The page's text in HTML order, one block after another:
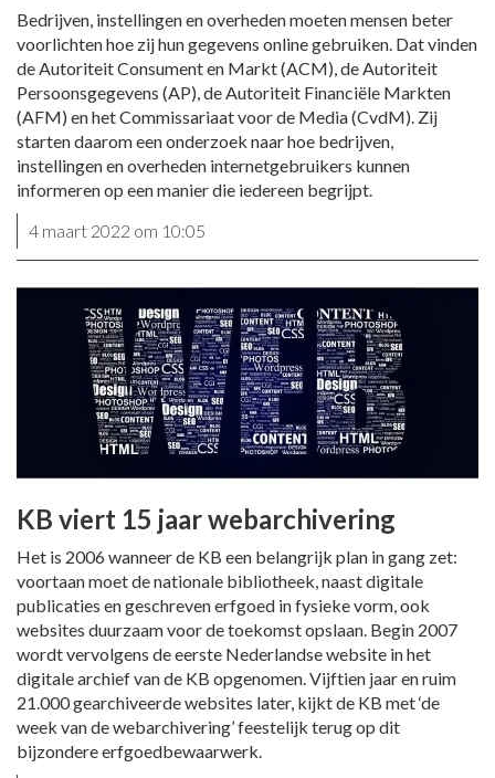
Bedrijven, instellingen en overheden moeten mensen beter
voorlichten hoe zij hun gegevens online gebruiken. Dat vinden
de Autoriteit Consument en Markt (ACM), de Autoriteit
Persoonsgegevens (AP), de Autoriteit Financiële Markten
(AFM) en het Commissariaat voor de Media (CvdM). Zij
starten daarom een onderzoek naar hoe bedrijven,
instellingen en overheden internetgebruikers kunnen
informeren op een manier die iedereen begrijpt.
4 maart 2022 om 10:05
KB viert 15 jaar webarchivering
Het is 2006 wanneer de KB een belangrijk plan in gang zet:
voortaan moet de nationale bibliotheek, naast digitale
publicaties en geschreven erfgoed in fysieke vorm, ook
websites duurzaam voor de toekomst opslaan. Begin 2007
wordt vervolgens de eerste Nederlandse website in het
digitale archief van de KB opgenomen. Vijftien jaar en ruim
21.000 gearchiveerde websites later, kijkt de KB met ‘de
week van de webarchivering’ feestelijk terug op dit
bijzondere erfgoedbewaarwerk.